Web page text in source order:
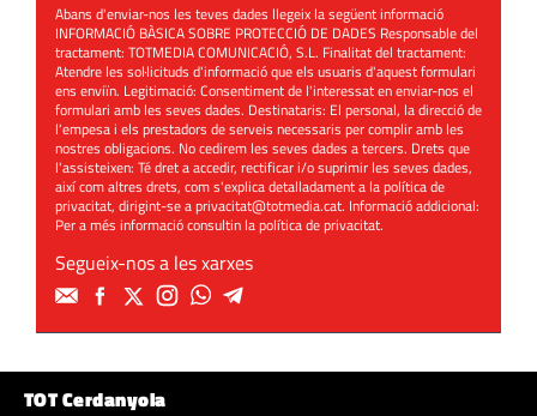
Abans d'enviar-nos les teves dades llegeix la següent informació
INFORMACIÓ BÀSICA SOBRE PROTECCIÓ DE DADES Responsable del
tractament: TOTMEDIA COMUNICACIÓ, S.L. Finalitat del tractament:
Atendre les sol·licituds d'informació que els usuaris d'aquest formulari
ens enviïn. Legitimació: Consentiment de l'interessat en enviar-nos el
formulari amb les seves dades. Destinataris: El personal, la direcció de
l'empesa i els prestadors de serveis necessaris per complir amb les
nostres obligacions. No cedirem les seves dades a tercers. Drets que
l'assisteixen: Té dret a accedir, rectificar i/o suprimir les seves dades,
així com altres drets, com s'explica detalladament a la política de
privacitat, dirigint-se aprivacitat@totmedia.cat. Informació addicional:
Per a més informació consultin lapolítica de privacitat.
Segueix-nos a les xarxes
TOT Cerdanyola